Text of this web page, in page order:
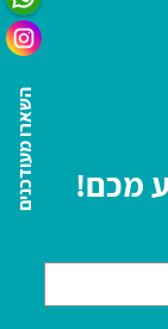
השארו מעודכנים
מכם!